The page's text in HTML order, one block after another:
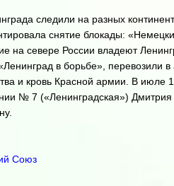
следили на разных
снятие блокады:
на севере России владеют
в борьбе», перевозили в
и кровь Красной армии. В июле
№ 7 («Ленинградская») Дмитрия
Союз